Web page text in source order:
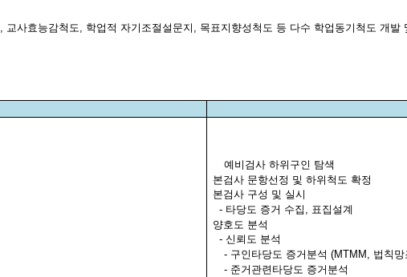
, 교사효능감척도, 학업적 자기조절설문지 , 목표지향성척도 등 다수 학업동기척도 개발
예비검사 하위구인 탐색
본검사 문항선정 및 하위척도 확정
본검사 구성 및 실시
- 타당도 증거 수집
표집설계
양호도 분석
-신뢰도 분석
- 구인타당도 증거분석 (MTMM, 법칙
- 준거관련타당도 증거분석